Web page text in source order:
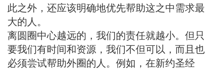
此之外，还应该明确地优先帮助这之中需求最
大的人。
离圆圈中心越远的，我们的责任就越小。但只
要我们有时间和资源，我们不但可以，而且也
必须尝试帮助外圈的人。例如，在新约圣经